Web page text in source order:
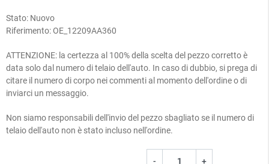
Stato: Nuovo
Riferimento:OE_12209AA360
ATTENZIONE: la certezza al 100% della scelta del pezzo corretto è
data solo dal numero di telaio dell'auto. In caso di dubbio, si prega di
citare il numero di corpo nei commenti al momento dell'ordine o di
inviarci un messaggio.
Non siamo responsabili dell'invio del pezzo sbagliato se il numero di
telaio dell'auto non è stato incluso nell'ordine.
- +